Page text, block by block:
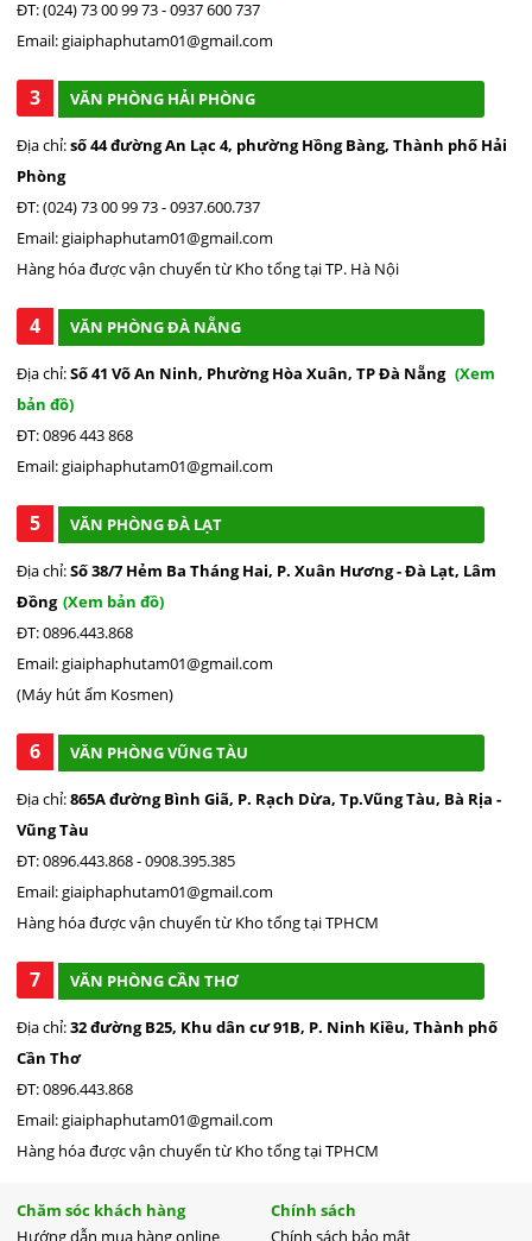
ĐT: (024) 73 00 99 73 - 0937 600 737
Email: giaiphaphutam01@gmail.com
3 VĂN PHÒNG HẢI PHÒNG
Địa chỉ:số 44 đường An Lạc 4, phường Hồng Bàng, Thành phố Hải
Phòng
ĐT: (024) 73 00 99 73 - 0937.600.737
Email: giaiphaphutam01@gmail.com
Hàng hóa được vận chuyển từ Kho tổng tại TP. Hà Nội
4 VĂN PHÒNG ĐÀ NẴNG
Địa chỉ:Số 41 Võ An Ninh, Phường Hòa Xuân, TP Đà Nẵng (Xem
bản đồ)
ĐT: 0896 443 868
Email: giaiphaphutam01@gmail.com
5 VĂN PHÒNG ĐÀ LẠT
Địa chỉ:Số 38/7 Hẻm Ba Tháng Hai, P. Xuân Hương - Đà Lạt, Lâm
Đồng (Xem bản đồ)
ĐT: 0896.443.868
Email: giaiphaphutam01@gmail.com
(Máy hút ẩm Kosmen)
6 VĂN PHÒNG VŨNG TÀU
Địa chỉ:865A đường Bình Giã, P. Rạch Dừa, Tp.Vũng Tàu, Bà Rịa -
Vũng Tàu
ĐT: 0896.443.868 - 0908.395.385
Email: giaiphaphutam01@gmail.com
Hàng hóa được vận chuyển từ Kho tổng tại TPHCM
7 VĂN PHÒNG CẦN THƠ
Địa chỉ:32 đường B25, Khu dân cư 91B, P. Ninh Kiều, Thành phố
Cần Thơ
ĐT: 0896.443.868
Email: giaiphaphutam01@gmail.com
Hàng hóa được vận chuyển từ Kho tổng tại TPHCM
Chăm sóc khách hàng
Hướng dẫn mua hàng online
Chính sách
Chính sách bảo mật